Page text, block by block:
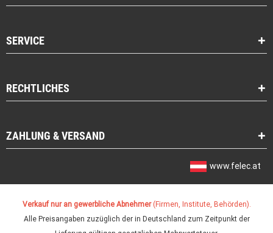
SERVICE
RECHTLICHES
ZAHLUNG & VERSAND
www.felec.at
Verkauf nur an gewerbliche Abnehmer(Firmen, Institute, Behörden).
Alle Preisangaben zuzüglich der in Deutschland zum Zeitpunkt der